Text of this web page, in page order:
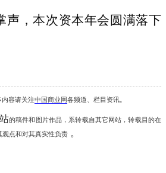
声，本次资本年会圆满落下
内容请关注中国商业网各频道、栏目资讯。
的稿件和图片作品，系转载自其它网站，转载目的在
观点和对其真实性负责 。